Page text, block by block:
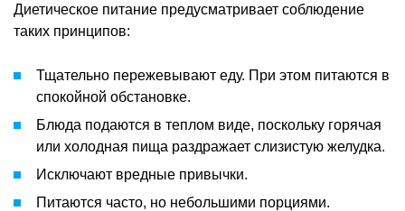
Диетическое питание предусматривает соблюдение
таких принципов:
Тщательно пережевывают еду. При этом питаются в
спокойной обстановке.
Блюда подаются в теплом виде, поскольку горячая
или холодная пища раздражает слизистую желудка.
Исключают вредные привычки.
Питаются часто, но небольшими порциями.